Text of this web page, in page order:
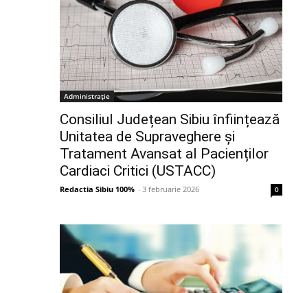
Administrație
Consiliul Județean Sibiu înființează
Unitatea de Supraveghere și
Tratament Avansat al Pacienților
Cardiaci Critici (USTACC)
Redactia Sibiu 100% - 3 februarie 2026 0